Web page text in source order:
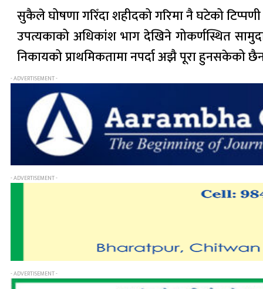
सुकैले घोषणा गरिँदा शहीदको गरिमा नै घटेको
उपत्यकाको अधिकांश भाग देखिने गोकर्णस्थित
निकायको प्राथमिकतामा नपर्दा अझै पूरा हुनसकेको छैन
- ADVERTISEMENT -
- ADVERTISEMENT -
- ADVERTISEMENT -